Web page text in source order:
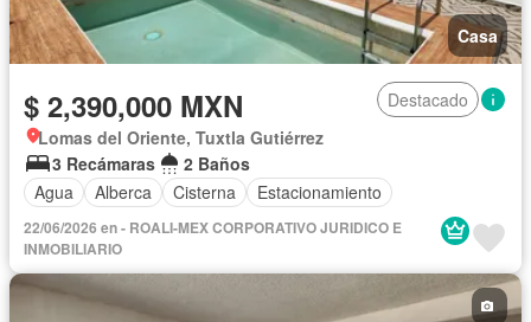
Casa
$ 2,390,000 MXN
Destacado
Lomas del Oriente, Tuxtla Gutiérrez
3 Recámaras
2 Baños
Agua
Alberca Cisterna Estacionamiento
22/06/2026 en - ROALI-MEX CORPORATIVO JURIDICO E
INMOBILIARIO